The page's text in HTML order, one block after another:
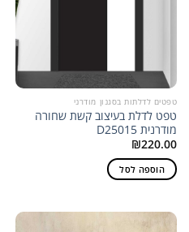
טפטים לדלתות בסגנון מודרני
טפט לדלת בעיצוב קשת שחורה
מודרנית D25015
₪220.00
הוספה לסל